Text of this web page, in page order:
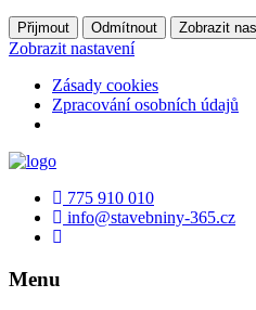
Přijmout Odmítnout Zobrazit
Zobrazit nastavení
Zásady cookies
Zpracování osobních údajů
775 910 010
info@stavebniny-365.cz
Menu